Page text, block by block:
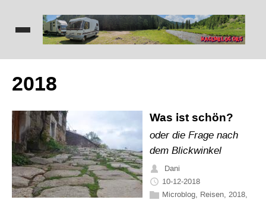
2018
Was ist schön?
oder die Frage nach
dem Blickwinkel
Dani
10-12-2018
Microblog, Reisen, 2018,